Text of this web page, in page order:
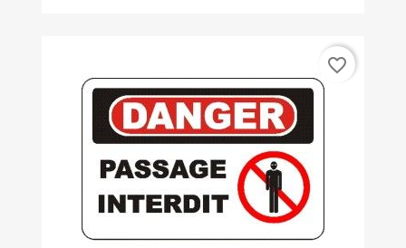
favorite_border